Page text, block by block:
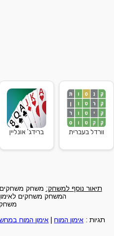
וורדל בעברית ברידג' אונליין
תיאור נוסף למשחק: משחק משחקים
המשחק משחקים
משחק
תגיות : אימון המוח אימון המוח